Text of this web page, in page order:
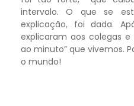
intervalo. O que se
explicação, foi dada.
explicaram aos colegas
ao minuto” que vivemos.
o mundo!